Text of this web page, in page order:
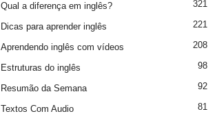
Qual a diferença em inglês? 321
Dicas para aprender inglês 221
Aprendendo inglês com vídeos 208
Estruturas do inglês 98
Resumão da Semana 92
Textos Com Audio 81